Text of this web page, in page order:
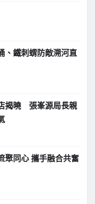
鐵刺蝟防敵溯河直
揭曉 張峯源局長親
聚同心 攜手融合共奮